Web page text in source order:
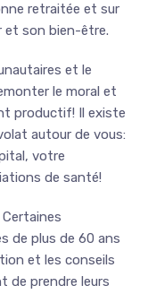
retraitée et sur
et son bien-être.
et le
le moral et
productif! Il existe
autour de vous:
votre
de santé!
de plus de 60 ans
et les conseils
de prendre leurs